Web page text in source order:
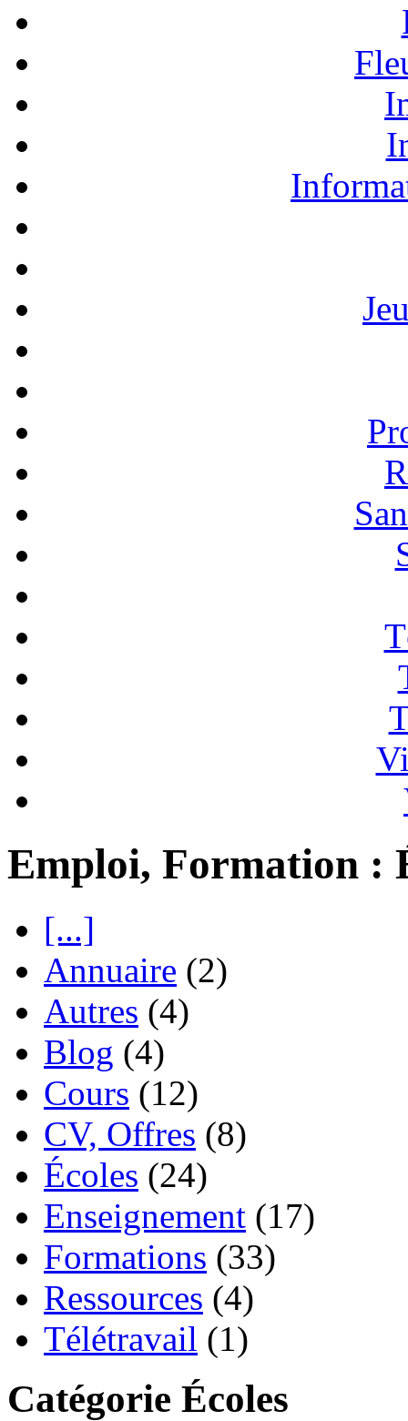
Emploi, Formation :
[...]
Annuaire (2)
Autres (4)
Blog (4)
Cours (12)
CV, Offres (8)
Écoles (24)
Enseignement (17)
Formations (33)
Ressources (4)
Télétravail (1)
Catégorie Écoles